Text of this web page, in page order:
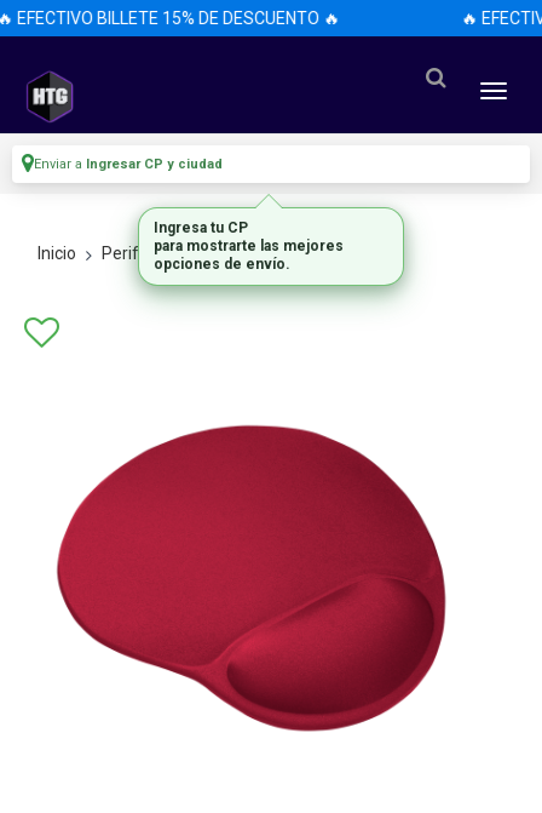
EFECTIVO BILLETE 15% DE DESCUENTO 🔥 🔥
Enviar a Ingresar CP y ciudad
Inicio Perifericos Mouses
Ingresa tu CP
para mostrarte las mejores
opciones de envío.